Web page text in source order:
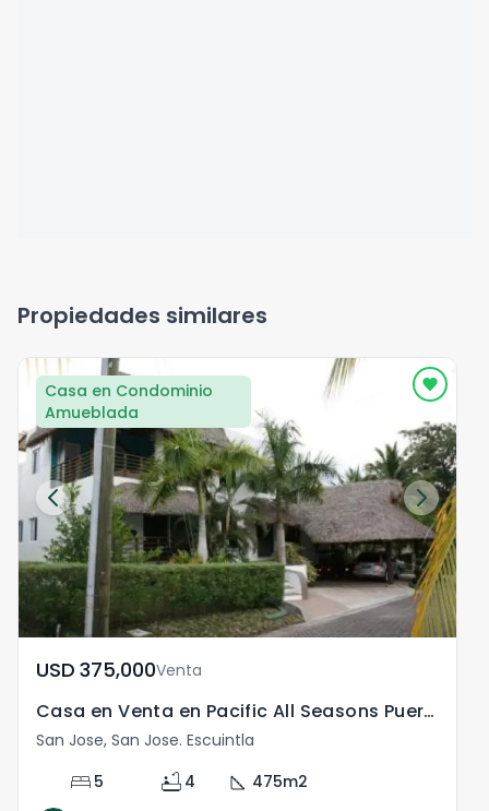
Propiedades similares
Casa en Condominio
Amueblada
USD	375,000Venta
Casa en Venta en Pacific All Seasons Puerto de San Jose
San Jose, San Jose. Escuintla
bed 5 bathtub 4 square_foot 475m2